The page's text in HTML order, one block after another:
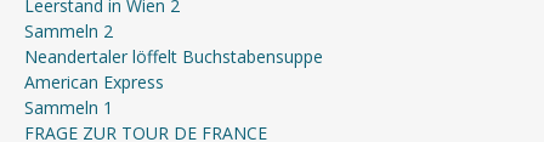
Leerstand in Wien 2
Sammeln 2
Neandertaler löffelt Buchstabensuppe
American Express
Sammeln 1
FRAGE ZUR TOUR DE FRANCE